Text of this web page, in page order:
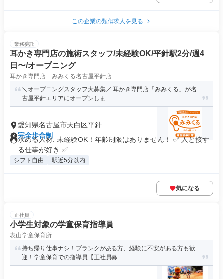
この企業の類似求人を見る
業務委託
耳かき専門店の施術スタッフ/未経験OK/平針駅2分/週4
日〜/オープニング
耳かき専門店 みみくる名古屋平針店
＼オープニングスタッフ大募集／ 耳かき専門店「みみくる」が名
古屋平針エリアにオープンしま...
愛知県名古屋市天白区平針
完全歩合制
求める人材: 未経験OK！年齢制限はありません！ ✅ 人と接す
る仕事が好き ✅ ...
シフト自由 駅近5分以内
気になる
正社員
小学生対象の学童保育指導員
表山学童保育所
持ち帰り仕事ナシ！ブランクがある方、経験に不安がある方も歓
迎！学童保育での指導員【正社員募...